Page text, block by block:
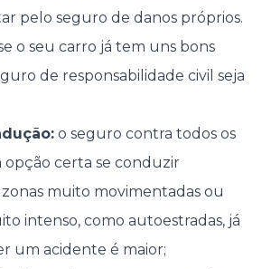
pelo seguro de danos próprios.
o seu carro já tem uns bons
de responsabilidade civil seja
o seguro contra todos os
opção certa se conduzir
muito movimentadas ou
intenso, como autoestradas, já
um acidente é maior;